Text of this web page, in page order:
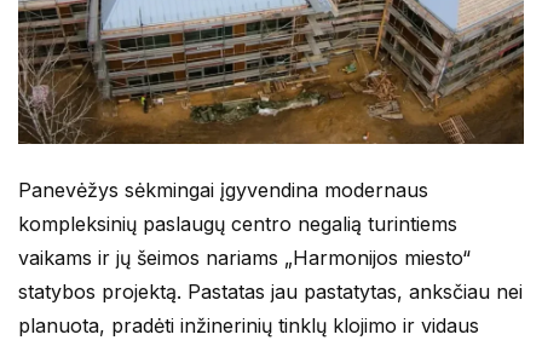
Panevėžys sėkmingai įgyvendina modernaus
kompleksinių paslaugų centro negalią turintiems
vaikams ir jų šeimos nariams „Harmonijos miesto“
statybos projektą. Pastatas jau pastatytas, anksčiau nei
planuota, pradėti inžinerinių tinklų klojimo ir vidaus